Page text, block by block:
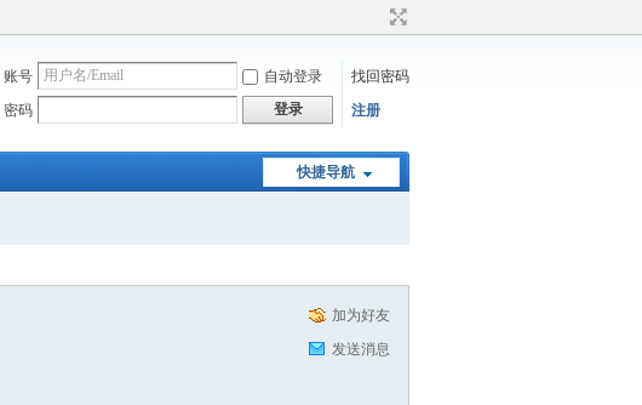
账号 自动登录
找回密码
密码
登录 注册
快捷导航
加为好友
发送消息